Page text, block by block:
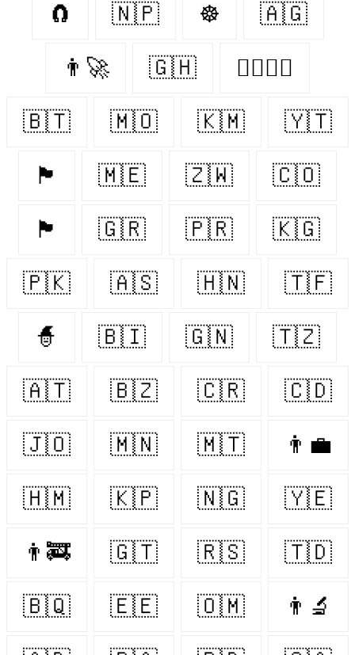
🧲 🇳🇵 ☸ 🇦🇬
👨‍🚀 🇬🇭 👨‍❤️‍💋‍👨
🇧🇹 🇲🇴 🇰🇲 🇾🇹
🏴󠁧󠁢󠁥󠁮󠁧󠁿 🇲🇪 🇿🇼 🇨🇴
🏴󠁧󠁢󠁳󠁣󠁴󠁿 🇬🇷 🇵🇷 🇰🇬
🇵🇰 🇦🇸 🇭🇳 🇹🇫
🧙‍ 🇧🇮 🇬🇳 🇹🇿
🇦🇹 🇧🇿 🇨🇷 🇨🇩
🇯🇴 🇲🇳 🇲🇹 👨‍💼
🇭🇲 🇰🇵 🇳🇬 🇾🇪
👨‍🚒 🇬🇹 🇷🇸 🇹🇩
🇧🇶 🇪🇪 🇴🇲 👨‍🔬